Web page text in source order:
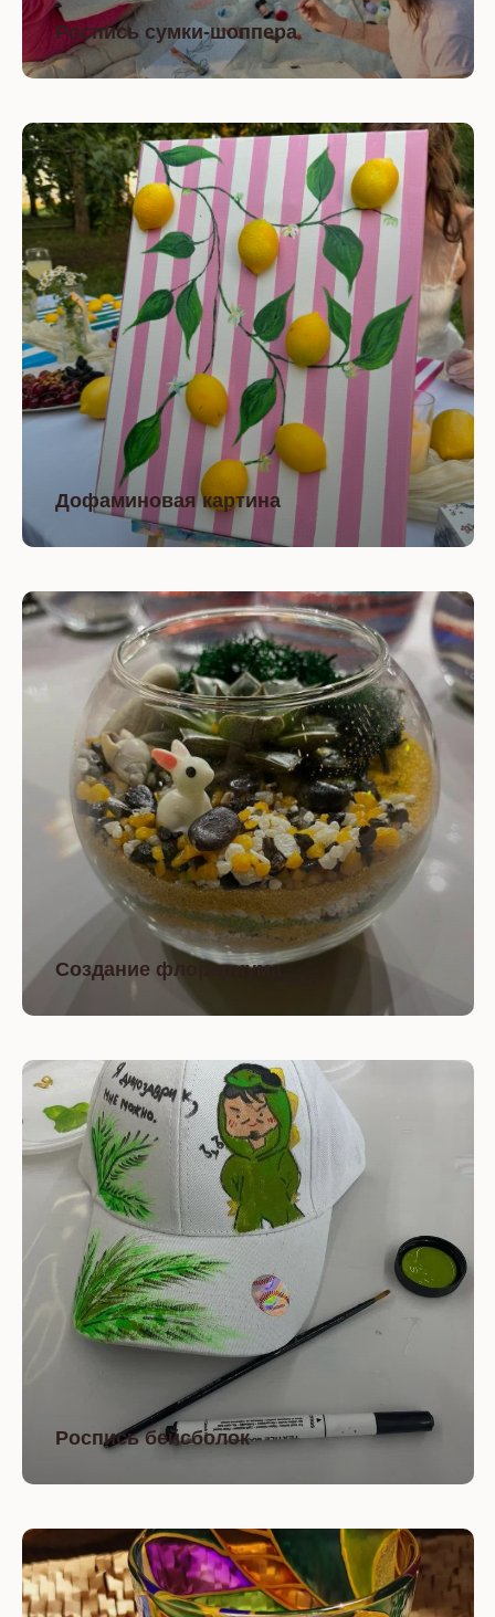
Роспись сумки-шоппера
Дофаминовая картина
Создание флорариума
Роспись бейсболок